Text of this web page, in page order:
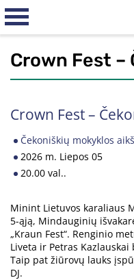
Crown Fest –
Crown Fest –
Čekoniškių mokyklos
2026 m. Liepos 05
20.00 val..
Minint Lietuvos karaliaus
5-ąją, Mindauginių
„Kraun Fest“. Renginio
Liveta ir Petras
Taip pat žiūrovų lauks
DJ.